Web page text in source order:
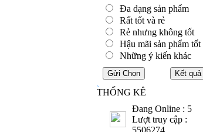
Đa dạng sản phẩm
Rất tốt và rẻ
Rẻ nhưng không tốt
Hậu mãi sản phẩm tốt
Những ý kiến khác
THỐNG KÊ
Đang Online : 5
Lượt truy cập :
5506274